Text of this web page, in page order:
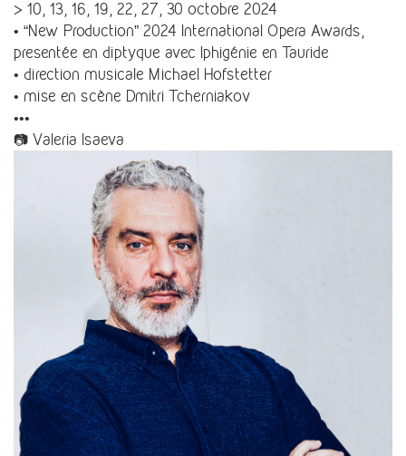
> 10, 13, 16, 19, 22, 27, 30 octobre 2024
• “New Production” 2024 International Opera Awards,
presentée en diptyque avec Iphigénie en Tauride
• direction musicale Michael Hofstetter
• mise en scène Dmitri Tcherniakov
•••
📷 Valeria Isaeva